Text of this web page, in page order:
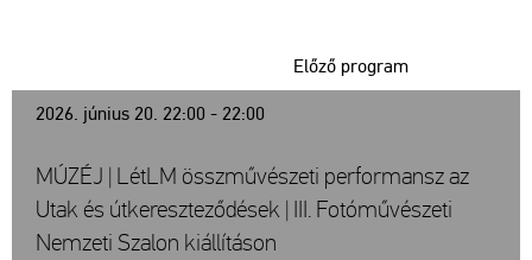
2026. június 20. 22:00 - 22:00
Előző program
MÚZÉJ | LétLM összművészeti performansz az
Utak és útkereszteződések | III. Fotóművészeti
Nemzeti Szalon kiállításon